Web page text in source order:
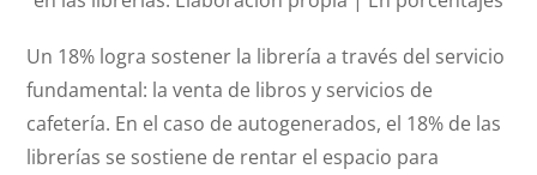
Un 18% logra sostener la librería a través del servicio
fundamental: la venta de libros y servicios de
cafetería. En el caso de autogenerados, el 18% de las
librerías se sostiene de rentar el espacio para